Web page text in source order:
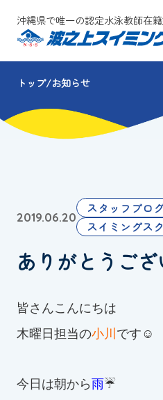
沖縄県で唯一の認定水泳教師在
スクールについて
コース・クラス紹介
団体会員募集
保護者の方へ
採用情報
お知らせ
カレンダー
トップ お知らせ
2019.06.20
スタッフブロ
スイミングス
ありがとうご
皆さんこんにちは
木曜日担当の小川 です☺
今日は朝から雨☔